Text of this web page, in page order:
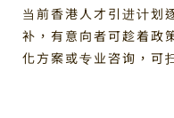
当前香港人才引进计划
补，有意向者可趁着政
化方案或专业咨询，可